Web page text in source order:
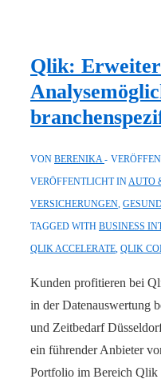
Qlik:
VON BERENIKA
VERÖFFENTLICHT INAUTO
VERSICHERUNGEN,
TAGGED WITH BUSINESS
QLIK ACCELERATE, QLIK
Kunden profitieren bei
in der Datenauswertung
und Zeitbedarf
ein führender Anbieter
Portfolio im Bereich